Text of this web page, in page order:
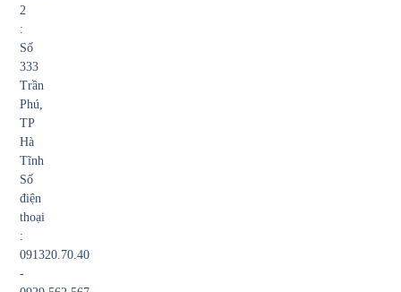
2
:
Số
333
Trần
Phú,
TP
Hà
Tĩnh
Số
điện
thoại
:
091320.70.40
-